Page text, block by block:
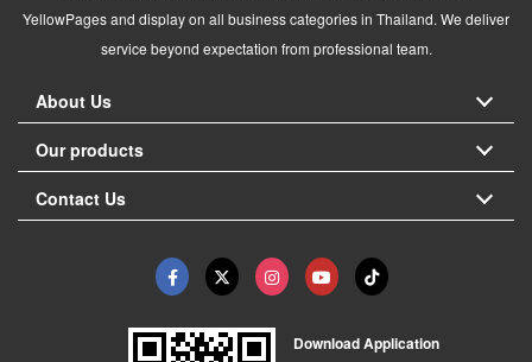
YellowPages and display on all business categories in Thailand. We deliver
service beyond expectation from professional team.
About Us
Our products
Contact Us
Download Application